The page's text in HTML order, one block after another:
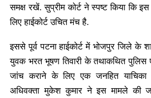
समक्ष रखें. सुप्रीम कोर्ट ने स्पष्ट किया कि
लिए हाईकोर्ट उचित मंच है.
इससे पूर्व पटना हाईकोर्ट में भोजपुर जिले के
युवक भरत भूषण तिवारी के तथाकथित पुलिस
जांच कराने के लिए एक जनहित याचिका
अधिवक्ता मुकेश कुमार ने इस मामले की